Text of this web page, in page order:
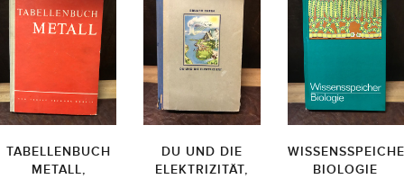
TABELLENBUCH
METALL,
DU UND DIE
ELEKTRIZITÄT,
BIOLOGIE